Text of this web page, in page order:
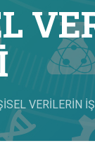
VERİLERİN